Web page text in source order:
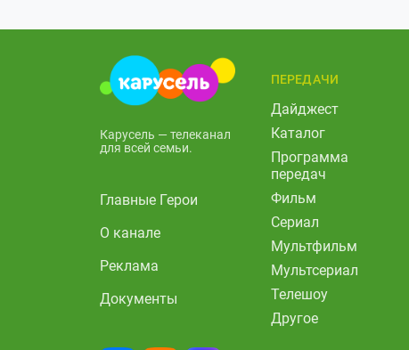
Карусель — телеканал
для всей семьи.
Главные Герои
О канале
Реклама
Документы
ПЕРЕДАЧИ
Дайджест
Каталог
Программа
передач
Фильм
Сериал
Мультфильм
Мультсериал
Телешоу
Другое